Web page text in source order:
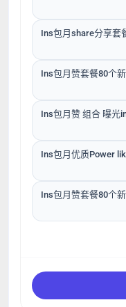
Ins包月share分享套
Ins包月赞套餐80个
Ins包月赞 组合 曝光
Ins包月优质Power
Ins包月赞套餐80个